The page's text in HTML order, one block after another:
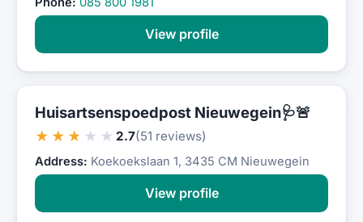
View profile
Huisartsenspoedpost Nieuwegein🩺🚨
★★★★★ 2.7(51 reviews)
Address: Koekoekslaan 1, 3435 CM Nieuwegein
View profile